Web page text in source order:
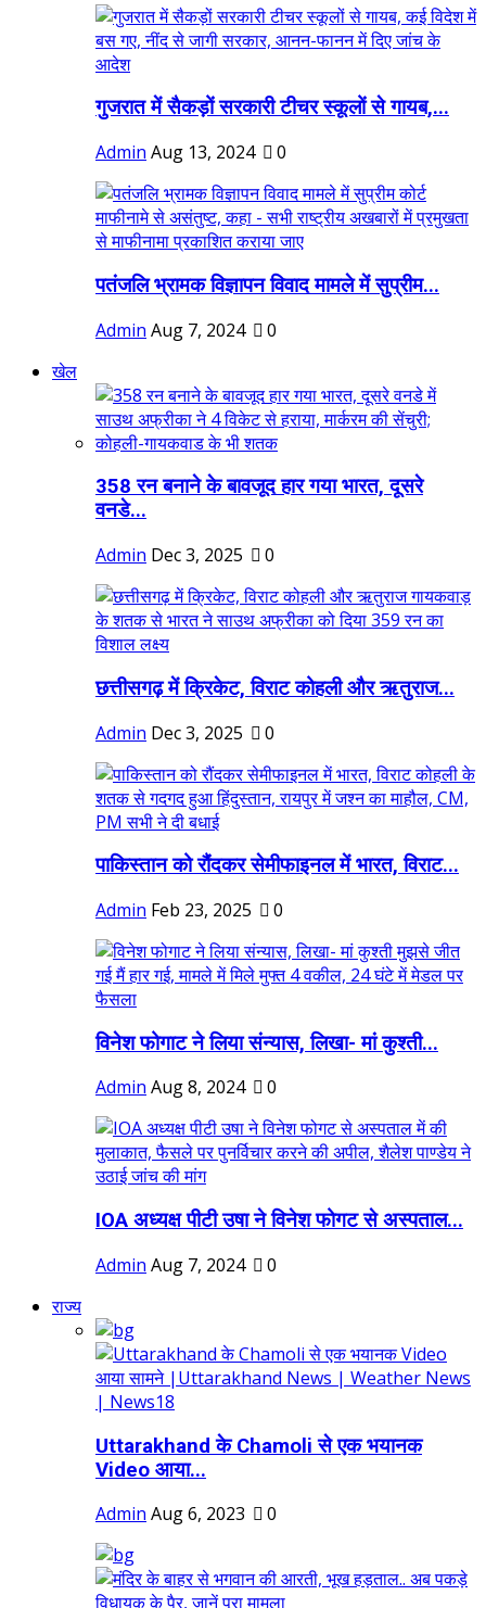
गुजरात में सैकड़ों सरकारी टीचर स्कूलों से गायब,...
Admin Aug 13, 2024 0
पतंजलि भ्रामक विज्ञापन विवाद मामले में सुप्रीम...
Admin Aug 7, 2024
0
खेल
358 रन बनाने के बावजूद हार गया भारत, दूसरे
वनडे...
Admin Dec 3, 2025 0
छत्तीसगढ़ में क्रिकेट, विराट कोहली और ऋतुराज...
Admin Dec 3, 2025 0
पाकिस्तान को रौंदकर सेमीफाइनल में भारत, विराट...
Admin Feb 23, 2025 0
विनेश फोगाट ने लिया संन्यास, लिखा- मां कुश्ती...
Admin Aug 8, 2024 0
IOA अध्यक्ष पीटी उषा ने विनेश फोगट से अस्पताल...
Admin Aug 7, 2024
0
राज्य
Uttarakhand के Chamoli से एक भयानक
Video आया...
Admin Aug 6, 2023 0